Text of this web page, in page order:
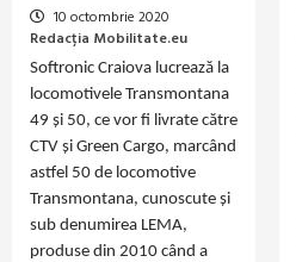
10 octombrie 2020
Redacția Mobilitate.eu
Softronic Craiova lucrează la
locomotivele Transmontana
49 și 50, ce vor fi livrate către
CTV și Green Cargo, marcând
astfel 50 de locomotive
Transmontana, cunoscute și
sub denumirea LEMA,
produse din 2010 când a